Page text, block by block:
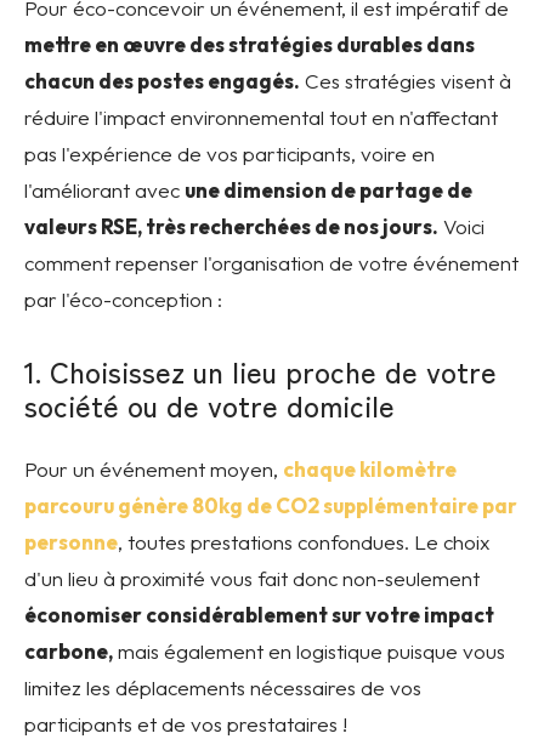
Pour éco-concevoir un événement, il est impératif de
mettre en œuvre des stratégies durables dans
chacun des postes engagés. Ces stratégies visent à
réduire l'impact environnemental tout en n'affectant
pas l'expérience de vos participants, voire en
l'améliorant avec une dimension de partage de
valeurs RSE, très recherchées de nos jours. Voici
comment repenser l'organisation de votre événement
par l'éco-conception :
1. Choisissez un lieu proche de votre
société ou de votre domicile
Pour un événement moyen, chaque kilomètre
parcouru génère 80kg de CO2 supplémentaire par
personne, toutes prestations confondues. Le choix
d'un lieu à proximité vous fait donc non-seulement
économiser considérablement sur votre impact
carbone,mais également en logistique puisque vous
limitez les déplacements nécessaires de vos
participants et de vos prestataires !